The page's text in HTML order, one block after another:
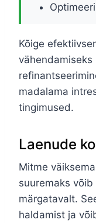
Kõige
vähendamiseks
madalama
tingimused.
Laenude
Mitme
suuremaks
märgatavalt.
haldamist ja